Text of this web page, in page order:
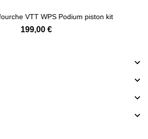
VTT WPS Podium piston kit
199,00 €